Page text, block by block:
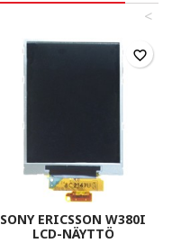
<
SONY ERICSSON W380I
LCD-NÄYTTÖ
favorite_border